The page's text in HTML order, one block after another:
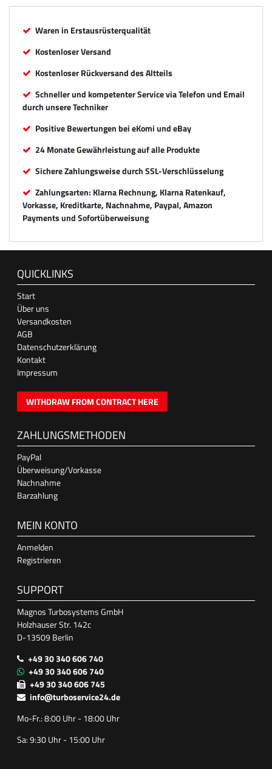
Waren in Erstausrüsterqualität
Kostenloser Versand
Kostenloser Rückversand des Altteils
Schneller und kompetenter Service via Telefon und Email
durch unsere Techniker
Positive Bewertungen bei eKomi und eBay
24 Monate Gewährleistung auf alle Produkte
Sichere Zahlungsweise durch SSL-Verschlüsselung
Zahlungsarten: Klarna Rechnung, Klarna Ratenkauf,
Vorkasse, Kreditkarte, Nachnahme, Paypal, Amazon
Payments und Sofortüberweisung
QUICKLINKS
Start
Über uns
Versandkosten
AGB
Datenschutzerklärung
Kontakt
Impressum
WITHDRAW FROM CONTRACT HERE
ZAHLUNGSMETHODEN
PayPal
Überweisung/Vorkasse
Nachnahme
Barzahlung
MEIN KONTO
Anmelden
Registrieren
SUPPORT
Magnos Turbosystems GmbH
Holzhauser Str. 142c
D-13509 Berlin
+49 30 340 606 740
+49 30 340 606 740
+49 30 340 606 745
info@turboservice24.de
Mo-Fr.: 8:00 Uhr - 18:00 Uhr
Sa: 9:30 Uhr - 15:00 Uhr